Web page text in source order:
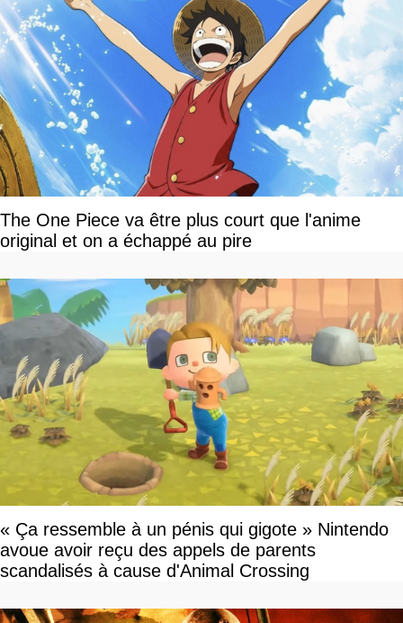
The One Piece va être plus court que l'anime
original et on a échappé au pire
« Ça ressemble à un pénis qui gigote » Nintendo
avoue avoir reçu des appels de parents
scandalisés à cause d'Animal Crossing